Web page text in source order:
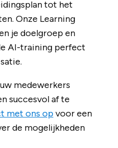
tot het
Onze Learning
je doelgroep en
AI-training perfect
medewerkers
succesvol af te
met ons opvoor een
de mogelijkheden